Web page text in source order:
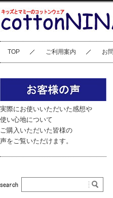
TOP ご利用案内 お
実際にお使いいただいた感想や
使い心地について
ご購入いただいた皆様の
声をご覧いただけます。